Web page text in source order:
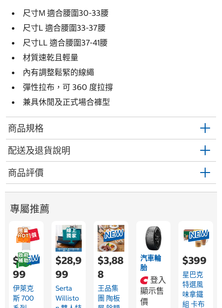
尺寸M 適合腰圍30-33腰
尺寸L 適合腰圍33-37腰
尺寸LL 適合腰圍37-41腰
材質速乾且輕量
內有調整鬆緊的線繩
彈性拉布，可 360 度拉撐
兼具休閒及正式場合褲型
商品規格
配送及退貨說明
商品評價
專屬推薦
$22,9
99
伊萊克
斯 700
$28,9
99
Serta
Willisto
$3,88
8
王品集
團 陶板
汽車輪
胎
登入
顯示售
價
$399
星巴克
特選風
味拿鐵
組 卡布